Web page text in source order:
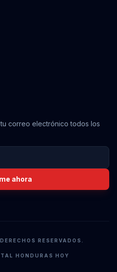
correo electrónico todos los
ahora
RESERVADOS.
HONDURAS HOY